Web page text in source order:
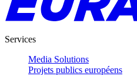
Services
Media Solutions
Projets publics européens